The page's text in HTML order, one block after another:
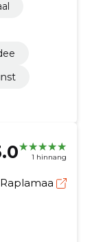
1 hinnang
Raplamaa